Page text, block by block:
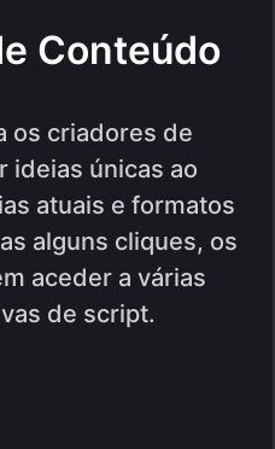
Conteúdo
os criadores de
ideias únicas ao
atuais e formatos
alguns cliques, os
aceder a várias
de script.